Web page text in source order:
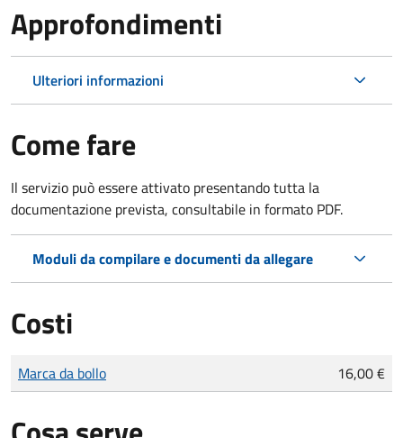
Approfondimenti
Ulteriori informazioni
Come fare
Il servizio può essere attivato presentando tutta la
documentazione prevista, consultabile in formato PDF.
Moduli da compilare e documenti da allegare
Costi
Tipo di pagamento
Importo
Marca da bollo 16,00 €